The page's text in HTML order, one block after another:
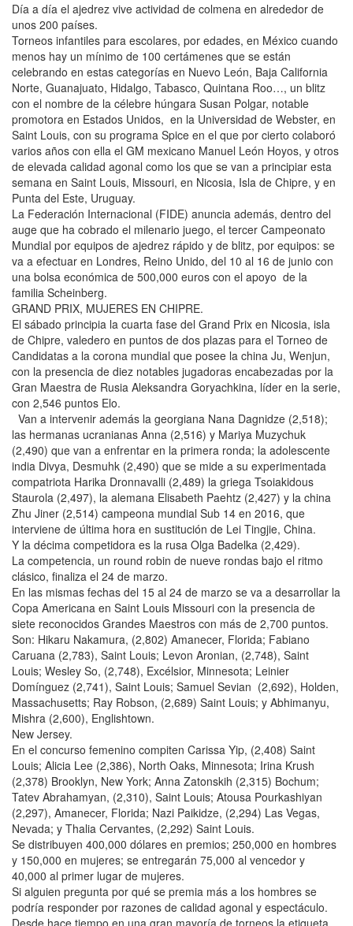
Día a día el ajedrez vive actividad de colmena en alrededor de
unos 200 países.
Torneos infantiles para escolares, por edades, en México cuando
menos hay un mínimo de 100 certámenes que se están
celebrando en estas categorías en Nuevo León, Baja California
Norte, Guanajuato, Hidalgo, Tabasco, Quintana Roo…, un blitz
con el nombre de la célebre húngara Susan Polgar, notable
promotora en Estados Unidos, en la Universidad de Webster, en
Saint Louis, con su programa Spice en el que por cierto colaboró
varios años con ella el GM mexicano Manuel León Hoyos, y otros
de elevada calidad agonal como los que se van a principiar esta
semana en Saint Louis, Missouri, en Nicosia, Isla de Chipre, y en
Punta del Este, Uruguay.
La Federación Internacional (FIDE) anuncia además, dentro del
auge que ha cobrado el milenario juego, el tercer Campeonato
Mundial por equipos de ajedrez rápido y de blitz, por equipos: se
va a efectuar en Londres, Reino Unido, del 10 al 16 de junio con
una bolsa económica de 500,000 euros con el apoyo de la
familia Scheinberg.
GRAND PRIX, MUJERES EN CHIPRE.
El sábado principia la cuarta fase del Grand Prix en Nicosia, isla
de Chipre, valedero en puntos de dos plazas para el Torneo de
Candidatas a la corona mundial que posee la china Ju, Wenjun,
con la presencia de diez notables jugadoras encabezadas por la
Gran Maestra de Rusia Aleksandra Goryachkina, líder en la serie,
con 2,546 puntos Elo.
Van a intervenir además la georgiana Nana Dagnidze (2,518);
las hermanas ucranianas Anna (2,516) y Mariya Muzychuk
(2,490) que van a enfrentar en la primera ronda; la adolescente
india Divya, Desmuhk (2,490) que se mide a su experimentada
compatriota Harika Dronnavalli (2,489) la griega Tsoiakidous
Staurola (2,497), la alemana Elisabeth Paehtz (2,427) y la china
Zhu Jiner (2,514) campeona mundial Sub 14 en 2016, que
interviene de última hora en sustitución de Lei Tingjie, China.
Y la décima competidora es la rusa Olga Badelka (2,429).
La competencia, un round robin de nueve rondas bajo el ritmo
clásico, finaliza el 24 de marzo.
En las mismas fechas del 15 al 24 de marzo se va a desarrollar la
Copa Americana en Saint Louis Missouri con la presencia de
siete reconocidos Grandes Maestros con más de 2,700 puntos.
Son: Hikaru Nakamura, (2,802) Amanecer, Florida; Fabiano
Caruana (2,783), Saint Louis; Levon Aronian, (2,748), Saint
Louis; Wesley So, (2,748), Excélsior, Minnesota; Leinier
Domínguez (2,741), Saint Louis; Samuel Sevian (2,692), Holden,
Massachusetts; Ray Robson, (2,689) Saint Louis; y Abhimanyu,
Mishra (2,600), Englishtown.
New Jersey.
En el concurso femenino compiten Carissa Yip, (2,408) Saint
Louis; Alicia Lee (2,386), North Oaks, Minnesota; Irina Krush
(2,378) Brooklyn, New York; Anna Zatonskih (2,315) Bochum;
Tatev Abrahamyan, (2,310), Saint Louis; Atousa Pourkashiyan
(2,297), Amanecer, Florida; Nazi Paikidze, (2,294) Las Vegas,
Nevada; y Thalia Cervantes, (2,292) Saint Louis.
Se distribuyen 400,000 dólares en premios; 250,000 en hombres
y 150,000 en mujeres; se entregarán 75,000 al vencedor y
40,000 al primer lugar de mujeres.
Si alguien pregunta por qué se premia más a los hombres se
podría responder por razones de calidad agonal y espectáculo.